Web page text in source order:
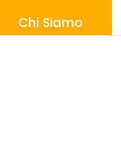
Chi Siamo